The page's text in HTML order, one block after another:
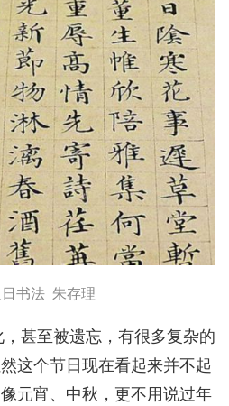
日书法 朱存理
，甚至被遗忘，有很多复杂的
这个节日现在看起来并不起
元宵、中秋，更不用说过年